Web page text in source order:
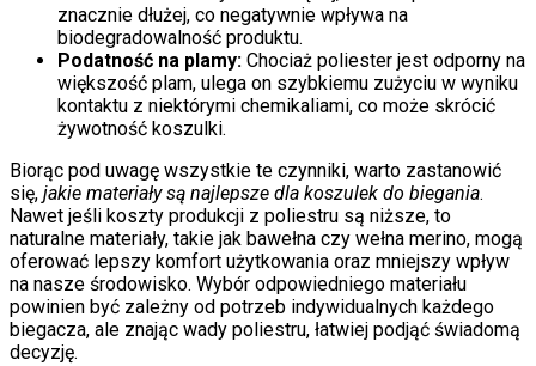
znacznie dłużej, co negatywnie wpływa na
biodegradowalność produktu.
Podatność na plamy: Chociaż poliester jest odporny na
większość plam, ulega on szybkiemu zużyciu w wyniku
kontaktu z niektórymi chemikaliami, co może skrócić
żywotność koszulki.
Biorąc pod uwagę wszystkie te czynniki, warto zastanowić
się, jakie materiały są najlepsze dla koszulek do biegania.
Nawet jeśli koszty produkcji z poliestru są niższe, to
naturalne materiały, takie jak bawełna czy wełna merino, mogą
oferować lepszy komfort użytkowania oraz mniejszy wpływ
na nasze środowisko. Wybór odpowiedniego materiału
powinien być zależny od potrzeb indywidualnych każdego
biegacza, ale znając wady poliestru, łatwiej podjąć świadomą
decyzję.